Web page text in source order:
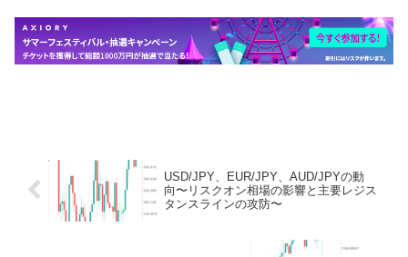
USD/JPY、EUR/JPY、AUD/JPYの動
向〜リスクオン相場の影響と主要レジス
タンスラインの攻防〜